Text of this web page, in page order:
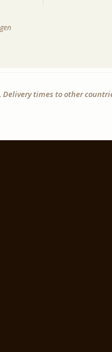
Delivery times to other